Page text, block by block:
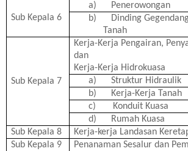
Sub Kepala 6
a)
Penerowongan
b)
Dinding
Tanah
Sub Kepala 7
Kerja-Kerja Pengairan,
dan
Kerja-Kerja Hidrokuasa
a)
Struktur Hidraulik
b)
Kerja-Kerja Tanah
c)
Konduit Kuasa
d)
Rumah Kuasa
Sub Kepala 8
Kerja-kerja Landasan
Sub Kepala 9
Penanaman Sesalur dan